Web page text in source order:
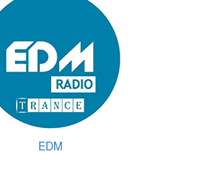
EDM